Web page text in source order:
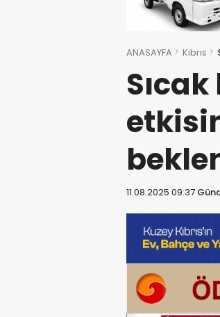
ANASAYFA Kıbrıs
11.08.2025 09:37